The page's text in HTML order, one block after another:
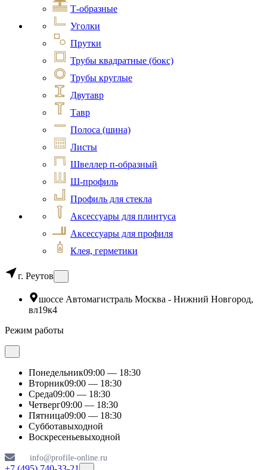
Т-образные
Уголки
Прутки
Трубы квадратные (бокс)
Трубы круглые
Двутавр
Тавр
Полоса (шина)
Листы
Швеллер п-образный
Ш-профиль
Профиль для стекла
Аксессуары для плинтуса
Аксессуары для профиля
Клея, герметики
г. Реутов
шоссе Автомагистраль Москва - Нижний Новгород,
вл19к4
Режим работы
Понедельник09:00 — 18:30
Вторник09:00 — 18:30
Среда09:00 — 18:30
Четверг09:00 — 18:30
Пятница09:00 — 18:30
Субботавыходной
Воскресеньевыходной
info@profile-online.ru